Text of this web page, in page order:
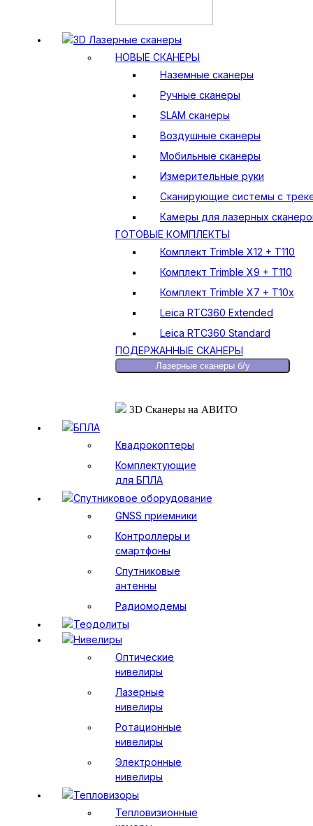
3D Лазерные сканеры
НОВЫЕ СКАНЕРЫ
Наземные сканеры
Ручные сканеры
SLAM сканеры
Воздушные сканеры
Мобильные сканеры
Измерительные руки
Сканирующие системы с
Камеры для лазерных
ГОТОВЫЕ КОМПЛЕКТЫ
Комплект Trimble X12 + T110
Комплект Trimble X9 + T110
Комплект Trimble X7 + T10x
Leica RTC360 Extended
Leica RTC360 Standard
ПОДЕРЖАННЫЕ СКАНЕРЫ
Лазерные сканеры б/у
3D Сканеры на АВИТО
БПЛА
Квадрокоптеры
Комплектующие
для БПЛА
Спутниковое оборудование
GNSS приемники
Контроллеры и
смартфоны
Спутниковые
антенны
Радиомодемы
Теодолиты
Нивелиры
Оптические
нивелиры
Лазерные
нивелиры
Ротационные
нивелиры
Электронные
нивелиры
Тепловизоры
Тепловизионные